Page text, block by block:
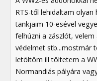
RTS-től lehidaltam
tankjaim 10-esével
felhúzni a zászlót,
védelmet stb...mostmár
letöltöm ill töltetem a
Normandiás pályára